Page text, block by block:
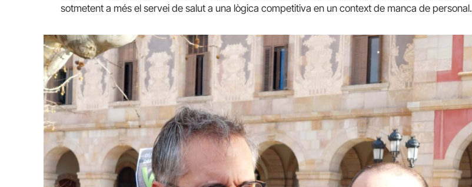
sotmetent a més el servei de salut a una lògica competitiva en un context de manca de personal.